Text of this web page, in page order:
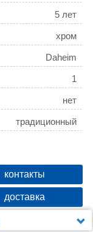
5 лет
хром
Daheim
1
нет
традиционный
контакты
доставка